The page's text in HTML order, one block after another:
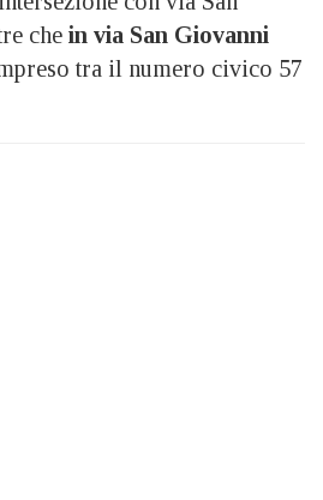
che in via San Giovanni
tra il numero civico 57